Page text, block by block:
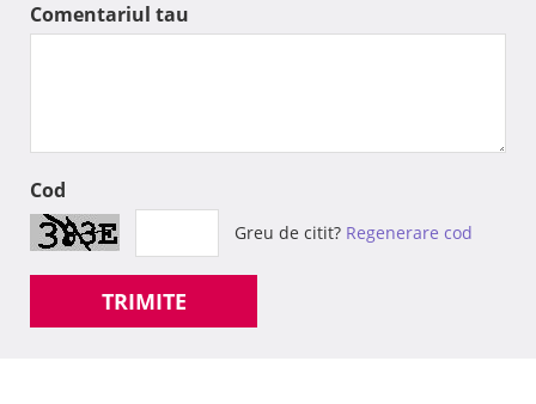
Comentariul tau
Cod
Greu de citit? Regenerare cod
TRIMITE